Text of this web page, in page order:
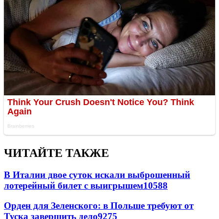
ЧИТАЙТЕ ТАКЖЕ
В Италии двое суток искали выброшенный
лотерейный билет с выигрышем10588
Орден для Зеленского: в Польше требуют от
Туска завершить дело9275